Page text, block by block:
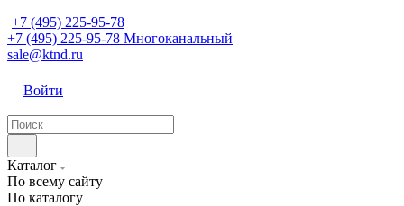
+7 (495) 225-95-78
+7 (495) 225-95-78 Многоканальный
sale@ktnd.ru
Войти
Каталог
По всему сайту
По каталогу